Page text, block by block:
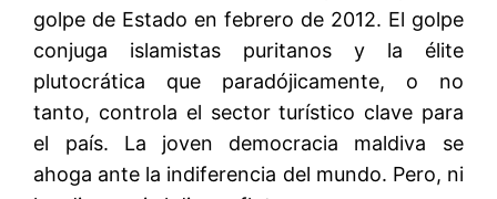
golpe de Estado en febrero de 2012. El golpe
conjuga islamistas puritanos y la élite
plutocrática que paradójicamente, o no
tanto, controla el sector turístico clave para
el país. La joven democracia maldiva se
ahoga ante la indiferencia del mundo. Pero, ni